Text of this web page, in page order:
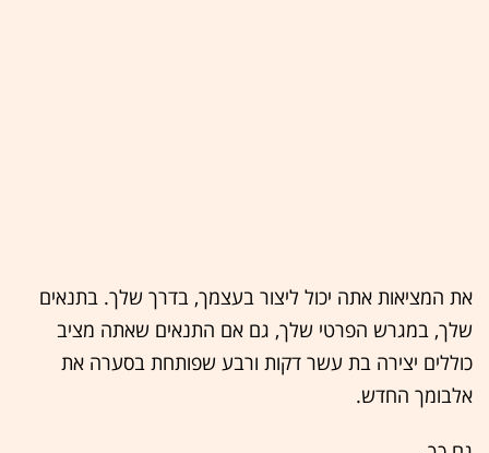
את המציאות אתה יכול ליצור בעצמך, בדרך שלך. בתנאים
שלך, במגרש הפרטי שלך, גם אם התנאים שאתה מציב
כוללים יצירה בת עשר דקות ורבע שפותחת בסערה את
אלבומך החדש.